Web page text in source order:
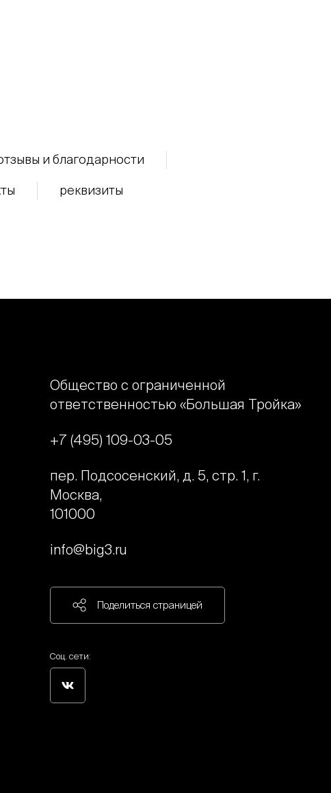
и благодарности
реквизиты
Общество с ограниченной
ответственностью «Большая Тройка»
+7 (495) 109-03-05
пер. Подсосенский, д. 5, стр. 1, г.
Москва,
101000
info@big3.ru
Поделиться страницей
Соц. сети: